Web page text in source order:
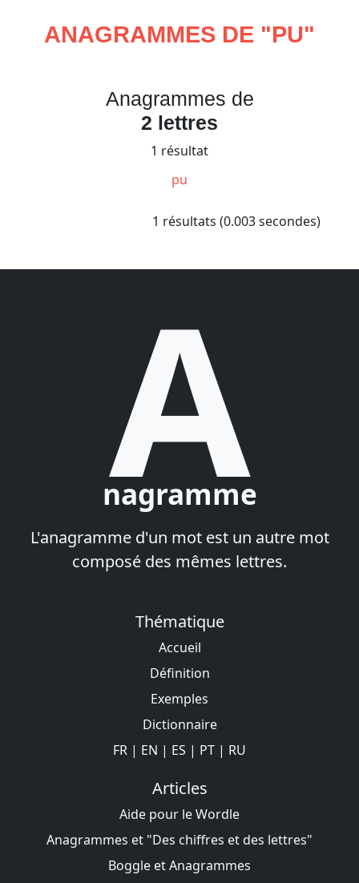
ANAGRAMMES DE "PU"
Anagrammes de
2 lettres
1 résultat
pu
1 résultats (0.003 secondes)
A
nagramme
L'anagramme d'un mot est un autre mot
composé des mêmes lettres.
Thématique
Accueil
Définition
Exemples
Dictionnaire
FR | EN | ES | PT | RU
Articles
Aide pour le Wordle
Anagrammes et "Des chiffres et des lettres"
Boggle et Anagrammes